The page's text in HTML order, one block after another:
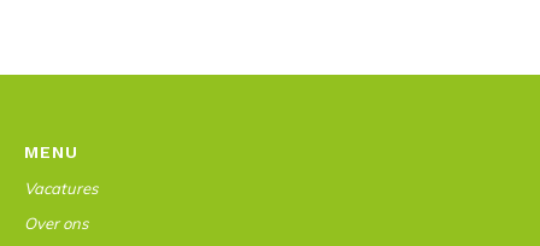
MENU
Vacatures
Over ons